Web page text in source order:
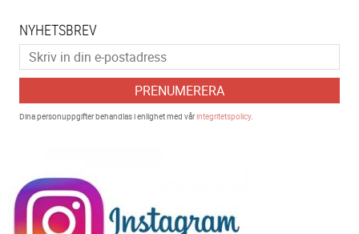
NYHETSBREV
PRENUMERERA
Dina personuppgifter behandlas i enlighet med vårintegritetspolicy.